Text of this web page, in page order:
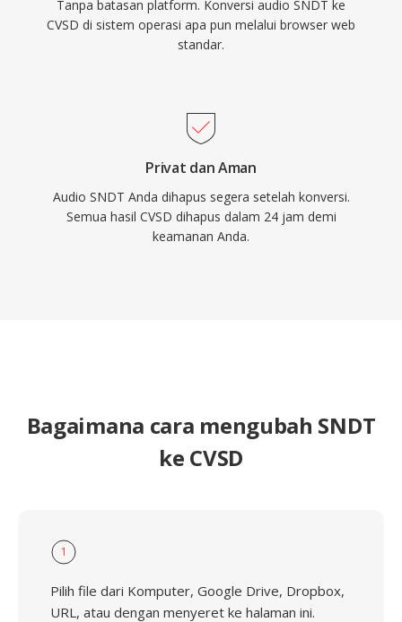
Tanpa batasan platform. Konversi audio SNDT ke
CVSD di sistem operasi apa pun melalui browser web
standar.
Privat dan Aman
Audio SNDT Anda dihapus segera setelah konversi.
Semua hasil CVSD dihapus dalam 24 jam demi
keamanan Anda.
Bagaimana cara mengubah SNDT
ke CVSD
1
Pilih file dari Komputer, Google Drive, Dropbox,
URL, atau dengan menyeret ke halaman ini.